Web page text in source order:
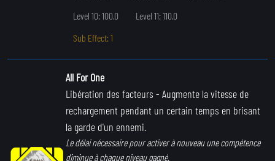
Level 10: 100.0
Level 11: 110.0
Sub Effect: 1
All For One
Libération des facteurs - Augmente la vitesse de
rechargement pendant un certain temps en brisant
la garde d'un ennemi.
Le délai nécessaire pour activer à nouveau une compétence
diminue à chaque niveau gagné.